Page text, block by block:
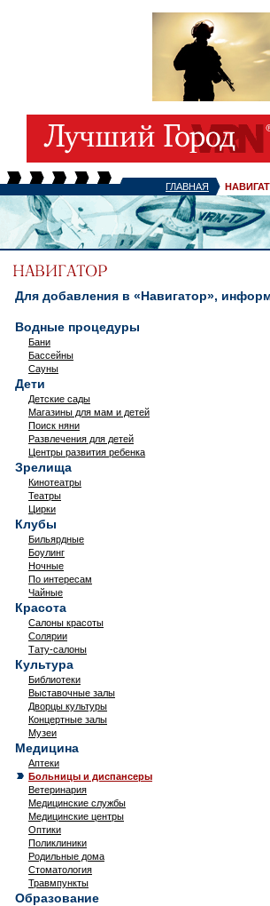
ГЛАВНАЯ
Для добавления в «Навигатор»,
Водные процедуры
Бани
Бассейны
Сауны
Дети
Детские сады
Магазины для мам и детей
Поиск няни
Развлечения для детей
Центры развития ребенка
Зрелища
Кинотеатры
Театры
Цирки
Клубы
Бильярдные
Боулинг
Ночные
По интересам
Чайные
Красота
Салоны красоты
Солярии
Тату-салоны
Культура
Библиотеки
Выставочные залы
Дворцы культуры
Концертные залы
Музеи
Медицина
Аптеки
Больницы и диспансеры
Ветеринария
Медицинские службы
Медицинские центры
Оптики
Поликлиники
Родильные дома
Стоматология
Травмпункты
Образование